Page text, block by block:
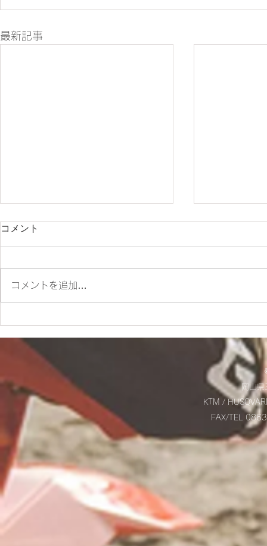
最新記事
✨SM700 2022 カスタム車
✨
☆9/20(土)
お知らせ☆
コメント
コメントを追加…
岡山
KTM /
FAX/TEL